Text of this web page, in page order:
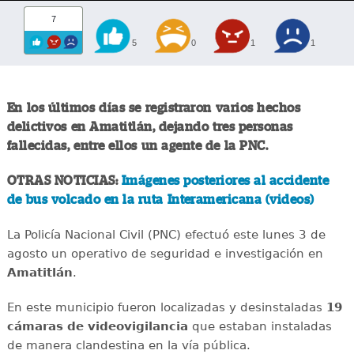
7
5 0 1 1
En los últimos días se registraron varios hechos
delictivos en Amatitlán, dejando tres personas
fallecidas, entre ellos un agente de la PNC.
OTRAS NOTICIAS: Imágenes posteriores al accidente
de bus volcado en la ruta Interamericana (videos)
La Policía Nacional Civil (PNC) efectuó este lunes 3 de
agosto un operativo de seguridad e investigación en
Amatitlán.
En este municipio fueron localizadas y desinstaladas 19
cámaras de videovigilancia que estaban instaladas
de manera clandestina en la vía pública.